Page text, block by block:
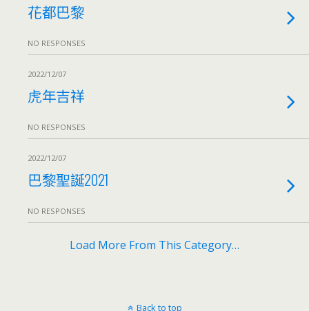
花都巴黎
NO RESPONSES
2022/12/07
虎年吉祥
NO RESPONSES
2022/12/07
巴黎聖誕2021
NO RESPONSES
Load More From This Category…
Back to top